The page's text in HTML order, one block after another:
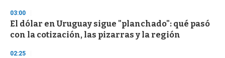
03:00
El dólar en Uruguay sigue "planchado": qué pasó
con la cotización, las pizarras y la región
02:25